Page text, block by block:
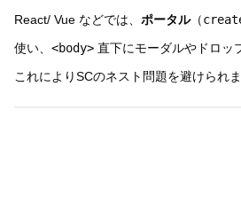
React/ Vue などでは、 ポータル（
使い、 <body> 直下にモーダルやドロッ
これによりSCのネスト問題を避けられま